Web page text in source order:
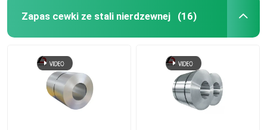
Zapas cewki ze stali nierdzewnej (16)